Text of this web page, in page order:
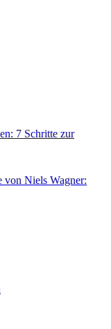
7 Schritte zur
von Niels Wagner: